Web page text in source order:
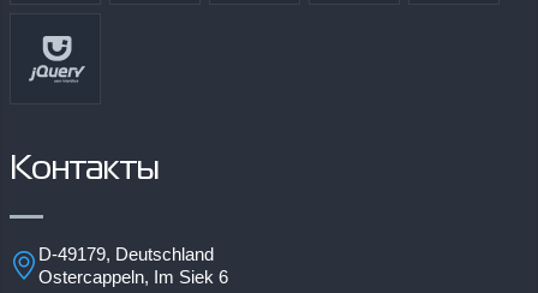
Контакты
D-49179, Deutschland
Ostercappeln, Im Siek 6